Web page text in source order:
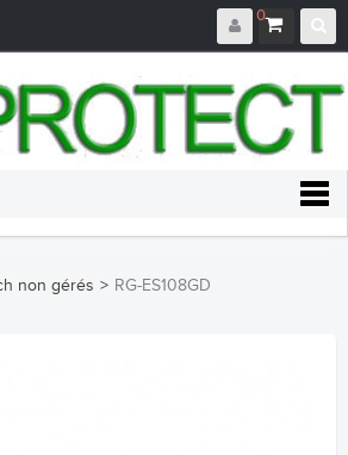
0
non gérés > RG-ES108GD